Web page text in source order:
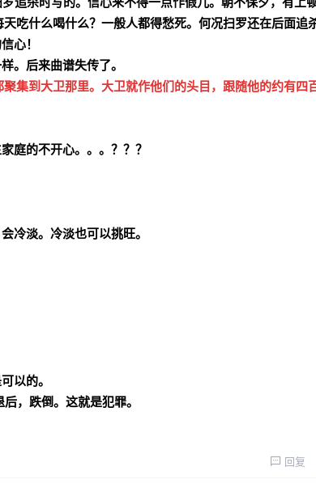
吃什么喝什么？一般人都得愁死。何况扫罗还在后面追
心！
。后来曲谱失传了。
集到大卫那里。大卫就作他们的头目，跟随他的约有四
庭的不开心。。。？？？
冷淡。冷淡也可以挑旺。
以的。
，跌倒。这就是犯罪。
回复